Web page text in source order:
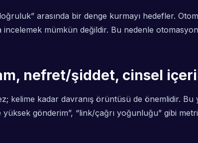
arasında bir denge kurmayı hedefler.
mümkün değildir. Bu nedenle
nefret/şiddet, cinsel
kelime kadar davranış örüntüsü de önemlidir.
gönderim”, “link/çağrı yoğunluğu” gibi